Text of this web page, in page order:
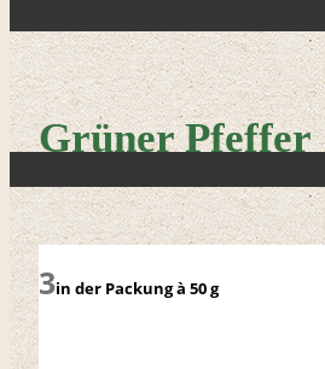
Grüner Pfeffer
in der Packung à 50 g